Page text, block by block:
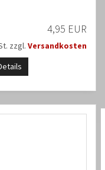
4,95 EUR
zzgl. Versandkosten